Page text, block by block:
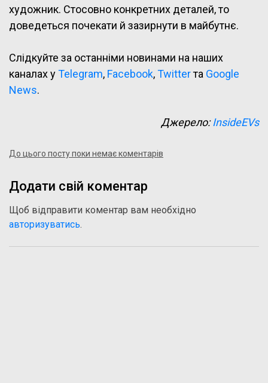
художник. Стосовно конкретних деталей, то
доведеться почекати й зазирнути в майбутнє.
Слідкуйте за останніми новинами на наших
каналах уTelegram, Facebook,Twitterта Google
News.
Джерело:InsideEVs
До цього посту поки немає коментарів
Додати свій коментар
Щоб відправити коментар вам необхідно
авторизуватись.